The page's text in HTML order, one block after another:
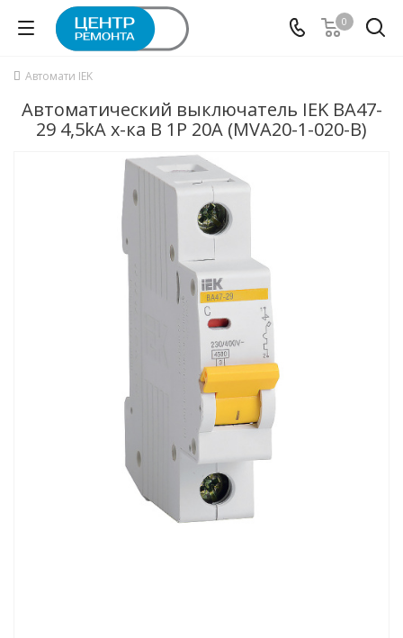
0
Автомати IEK
Автоматический выключатель IEK ВА47-
29 4,5kA х-ка B 1P 20А (MVA20-1-020-B)